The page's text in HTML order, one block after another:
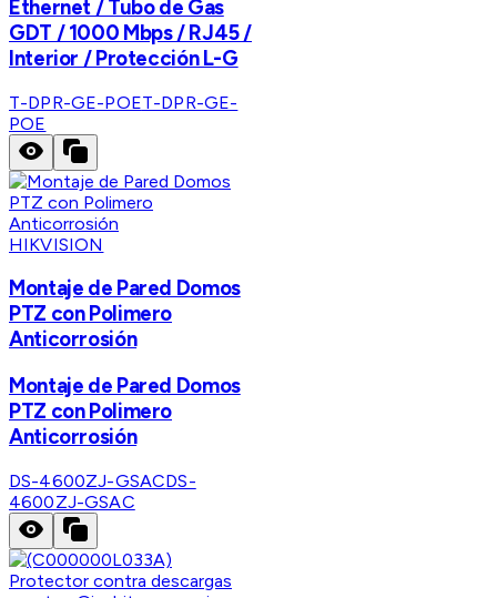
Ethernet / Tubo de Gas
GDT / 1000 Mbps / RJ45 /
Interior / Protección L-G
T-DPR-GE-POET-DPR-GE-
POE
HIKVISION
Montaje de Pared Domos
PTZ con Polimero
Anticorrosión
Montaje de Pared Domos
PTZ con Polimero
Anticorrosión
DS-4600ZJ-GSACDS-
4600ZJ-GSAC